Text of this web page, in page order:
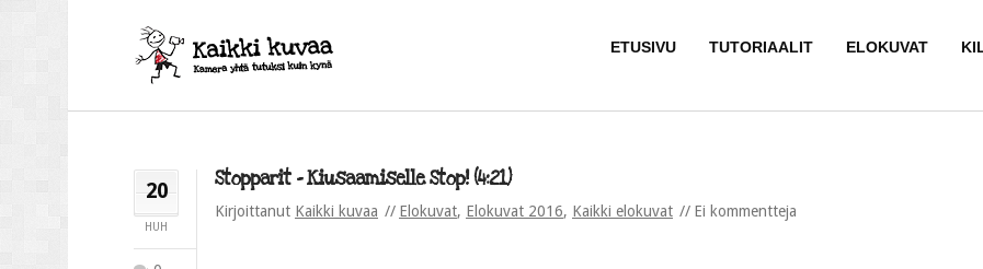
ETUSIVU TUTORIAALIT ELOKUVAT
20
HUH
Stopparit – Kiusaamiselle Stop! (4:21)
Kirjoittanut Kaikki kuvaa Elokuvat, Elokuvat 2016, Kaikki elokuvat Ei kommentteja